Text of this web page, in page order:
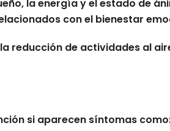
la energía y el estado de
con el bienestar
reducción de actividades al
si aparecen síntomas